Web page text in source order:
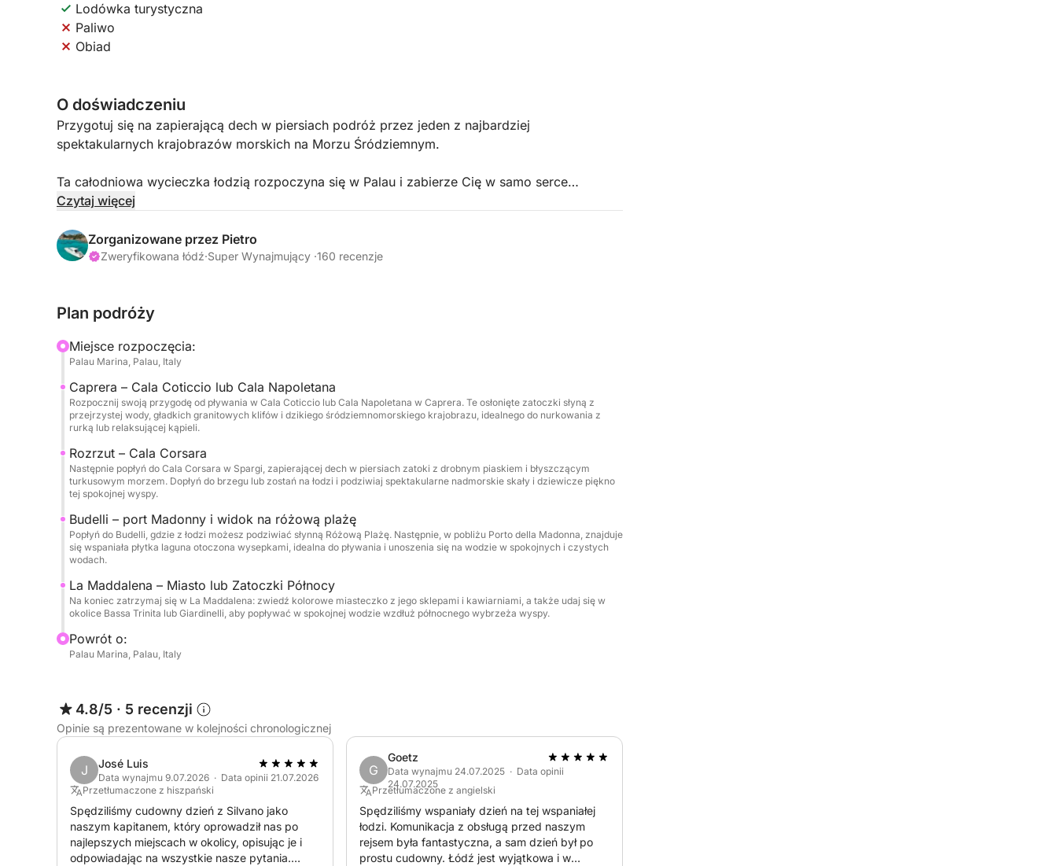
Lodówka turystyczna
Paliwo
Obiad
O doświadczeniu
Przygotuj się na zapierającą dech w piersiach podróż przez jeden z najbardziej
spektakularnych krajobrazów morskich na Morzu Śródziemnym.
Ta całodniowa wycieczka łodzią rozpoczyna się w Palau i zabierze Cię w samo serce
archipelagu La Maddalena — niezapomniane przeżycie pełne żywych kolorów, nietkniętej
naturalnego piękna, przygody, czy chwili czystego relaksu, ta wycieczka oferuje wszystko.
do uroczego miasteczka La Maddalena, gdzie pastelowe budynki i brukowane uliczki oferują
po prostu wygrzewać się na słońcu na jednej z jej odosobnionych plaż. Na koniec docieramy
do klejnotu koronnego — wyspy Budelli — słynącej z nieziemskiej Spiaggia Rosa, legendarnej
różowej plaży, która stała się symbolem naturalnej magii archipelagu.
W połowie dnia będziesz mieć również możliwość zatrzymania się w lokalnej restauracji na
wyspie, gdzie możesz rozkoszować się świeżymi owocami morza i regionalnymi specjałami,
wszystko serwowane w oszałamiającym śródziemnomorskim otoczeniu.
To, co wyróżnia tę wycieczkę, to połączenie komfortu, eksploracji i autentyczności. W
przeciwieństwie do większych, zatłoczonych wycieczek, to kameralne doświadczenie oferuje
zrelaksowaną atmosferę z indywidualną obsługą ze strony załogi.
Na pokładzie będziesz cieszyć się orzeźwiającymi napojami bezalkoholowymi, ręcznie
robionymi koktajlami i świeżo przygotowanym lunchem serwowanym na tle turkusowych wód.
Łódź jest wyposażona w wysokiej jakości system dźwiękowy, który tworzy nastrój, a także w
sprzęt do nurkowania z rurką i deskę do pływania na stojąco (SUP) dla tych, którzy chcą
eksplorować pod powierzchnią i pod nią. To nie jest po prostu przejażdżka łodzią — to pełna
Odkryj ukryte zatoczki, zanurz się w najbłękitniejszych morzach i stwórz wspomnienia, które
pozostaną z Tobą na długo po zachodzie słońca nad archipelagiem.
Czytaj więcej
Zorganizowane przez Pietro
Zweryfikowana łódź·Super Wynajmujący ·160 recenzje
Plan podróży
Miejsce rozpoczęcia:
Palau Marina, Palau, Italy
Caprera – Cala Coticcio lub Cala Napoletana
Rozpocznij swoją przygodę od pływania w Cala Coticcio lub Cala Napoletana w Caprera. Te osłonięte zatoczki słyną z
przejrzystej wody, gładkich granitowych klifów i dzikiego śródziemnomorskiego krajobrazu, idealnego do nurkowania z
rurką lub relaksującej kąpieli.
Rozrzut – Cala Corsara
Następnie popłyń do Cala Corsara w Spargi, zapierającej dech w piersiach zatoki z drobnym piaskiem i błyszczącym
turkusowym morzem. Dopłyń do brzegu lub zostań na łodzi i podziwiaj spektakularne nadmorskie skały i dziewicze piękno
tej spokojnej wyspy.
Budelli – port Madonny i widok na różową plażę
Popłyń do Budelli, gdzie z łodzi możesz podziwiać słynną Różową Plażę. Następnie, w pobliżu Porto della Madonna, znajduje
się wspaniała płytka laguna otoczona wysepkami, idealna do pływania i unoszenia się na wodzie w spokojnych i czystych
wodach.
La Maddalena – Miasto lub Zatoczki Północy
Na koniec zatrzymaj się w La Maddalena: zwiedź kolorowe miasteczko z jego sklepami i kawiarniami, a także udaj się w
okolice Bassa Trinita lub Giardinelli, aby popływać w spokojnej wodzie wzdłuż północnego wybrzeża wyspy.
Powrót o:
Palau Marina, Palau, Italy
4.8/5 · 5 recenzji
Opinie są prezentowane w kolejności chronologicznej
J José Luis
Data wynajmu 9.07.2026 · Data opinii 21.07.2026
Przetłumaczone z hiszpański
Spędziliśmy cudowny dzień z Silvano jako
naszym kapitanem, który oprowadził nas po
najlepszych miejscach w okolicy, opisując je i
odpowiadając na wszystkie nasze pytania.
G
Goetz
Data wynajmu 24.07.2025 · Data opinii
24.07.2025
Przetłumaczone z angielski
Spędziliśmy wspaniały dzień na tej wspaniałej
łodzi. Komunikacja z obsługą przed naszym
rejsem była fantastyczna, a sam dzień był po
prostu cudowny. Łódź jest wyjątkowa i w